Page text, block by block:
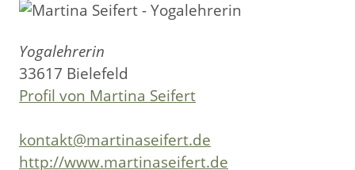
Yogalehrerin
33617 Bielefeld
Profil von Martina Seifert
kontakt@martinaseifert.de
http://www.martinaseifert.de